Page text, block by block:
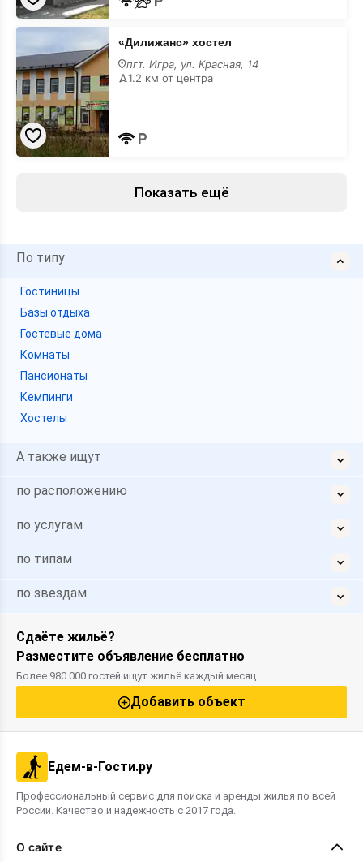
«Дилижанс»
хостел
«Дилижанс» хостел
пгт. Игра, ул. Красная, 14
1.2 км от центра
Показать ещё
По типу
Гостиницы
Базы отдыха
Гостевые дома
Комнаты
Пансионаты
Кемпинги
Хостелы
А также ищут
по расположению
по услугам
по типам
по звездам
Сдаёте жильё?
Разместите объявление бесплатно
Более 980 000 гостей ищут жильё каждый месяц
Добавить объект
Едем-в-Гости.ру
Профессиональный сервис для поиска и аренды жилья по всей
России. Качество и надежность с 2017 года.
О сайте